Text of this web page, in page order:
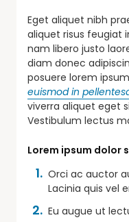
Eget aliquet nibh
aliquet risus feugiat
nam libero justo
diam donec
posuere lorem
euismod in
viverra aliquet eget
Vestibulum lectus
Lorem ipsum dolor
Orci ac auctor
Lacinia quis vel
Eu augue ut